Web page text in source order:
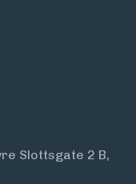
Slottsgate 2 B,